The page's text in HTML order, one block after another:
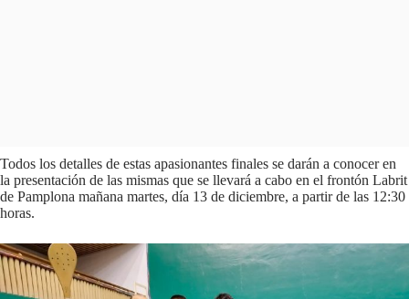
Todos los detalles de estas apasionantes finales se darán a conocer en
la presentación de las mismas que se llevará a cabo en el frontón Labrit
de Pamplona mañana martes, día 13 de diciembre, a partir de las 12:30
horas.